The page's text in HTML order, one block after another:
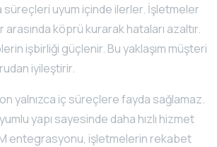
süreçleri uyum içinde ilerler. İşletmeler
köprü kurarak hataları azaltır.
işbirliği güçlenir. Bu yaklaşım müşteri
iyileştirir.
yalnızca iç süreçlere fayda sağlamaz.
yapı sayesinde daha hızlı hizmet
entegrasyonu, işletmelerin rekabet